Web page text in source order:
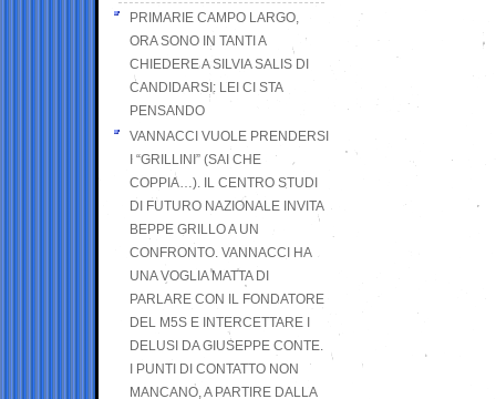
PRIMARIE CAMPO LARGO,
ORA SONO IN TANTI A
CHIEDERE A SILVIA SALIS DI
CANDIDARSI: LEI CI STA
PENSANDO
VANNACCI VUOLE PRENDERSI
I “GRILLINI” (SAI CHE
COPPIA…). IL CENTRO STUDI
DI FUTURO NAZIONALE INVITA
BEPPE GRILLO A UN
CONFRONTO. VANNACCI HA
UNA VOGLIA MATTA DI
PARLARE CON IL FONDATORE
DEL M5S E INTERCETTARE I
DELUSI DA GIUSEPPE CONTE.
I PUNTI DI CONTATTO NON
MANCANO, A PARTIRE DALLA